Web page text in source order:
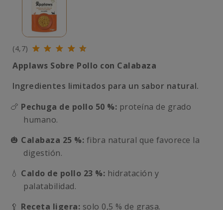
(4,7)
Applaws Sobre Pollo con Calabaza
Ingredientes limitados para un sabor natural.
🍗 Pechuga de pollo 50 %: proteína de grado
humano.
🎃 Calabaza 25 %: fibra natural que favorece la
digestión.
💧 Caldo de pollo 23 %: hidratación y
palatabilidad.
🥄 Receta ligera: solo 0,5 % de grasa.